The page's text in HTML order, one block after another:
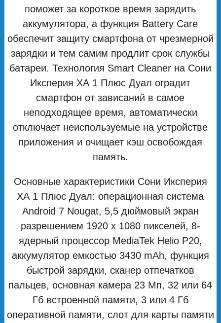
поможет за короткое время зарядить
аккумулятора, а функция Battery Care
обеспечит защиту смартфона от чрезмерной
зарядки и тем самим продлит срок службы
батареи. Технология Smart Cleaner на Сони
Иксперия ХА 1 Плюс Дуал оградит
смартфон от зависаний в самое
неподходящее время, автоматически
отключает неиспользуемые на устройстве
приложения и очищает кэш освобождая
память.
Основные характеристики Сони Иксперия
ХА 1 Плюс Дуал: операционная система
Android 7 Nougat, 5,5 дюймовый экран
разрешением 1920 х 1080 пикселей, 8-
ядерный процессор MediaTek Helio P20,
аккумулятор емкостью 3430 mAh, функция
быстрой зарядки, сканер отпечатков
пальцев, основная камера 23 Мп, 32 или 64
Гб встроенной памяти, 3 или 4 Гб
оперативной памяти, слот для карты памяти